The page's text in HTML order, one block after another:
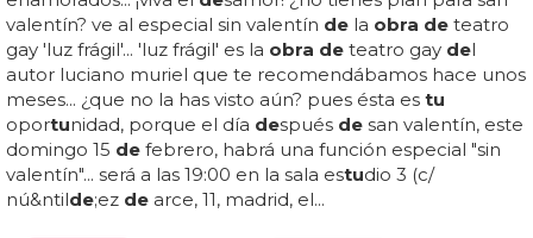
valentín? ve al especial sin valentín de la obra de teatro
gay 'luz frágil'... 'luz frágil' es la obra de teatro gay del
autor luciano muriel que te recomendábamos hace unos
meses... ¿que no la has visto aún? pues ésta es tu
oportunidad, porque el día después de san valentín, este
domingo 15 de febrero, habrá una función especial "sin
valentín"... será a las 19:00 en la sala estudio 3 (c/
nú&ntilde;ez de arce, 11, madrid, el...